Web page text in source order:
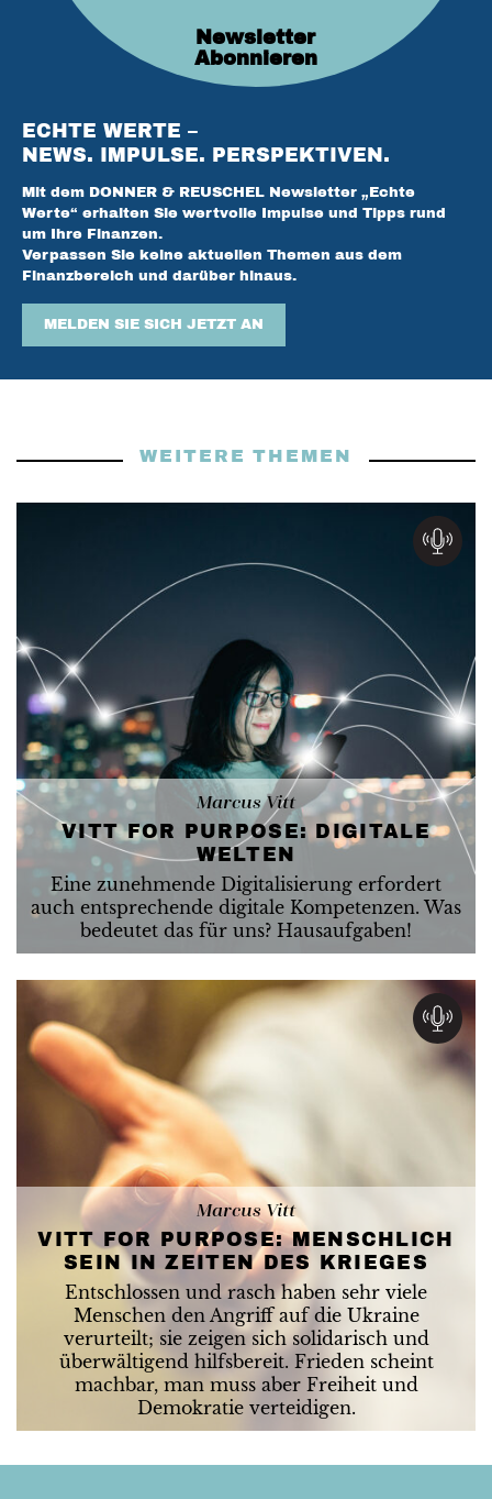
ECHTE WERTE –
NEWS. IMPULSE. PERSPEKTIVEN.
Mit dem DONNER & REUSCHEL Newsletter „Echte
Werte“ erhalten Sie wertvolle Impulse und Tipps rund
um Ihre Finanzen.
Verpassen Sie keine aktuellen Themen aus dem
Finanzbereich und darüber hinaus.
MELDEN SIE SICH JETZT AN
Newsletter
Abonnieren
WEITERE THEMEN
Marcus Vitt
VITT FOR PURPOSE: DIGITALE
WELTEN
Eine zunehmende Digitalisierung erfordert
auch entsprechende digitale Kompetenzen. Was
bedeutet das für uns? Hausaufgaben!
Marcus Vitt
VITT FOR PURPOSE: MENSCHLICH
SEIN IN ZEITEN DES KRIEGES
Entschlossen und rasch haben sehr viele
Menschen den Angriff auf die Ukraine
verurteilt; sie zeigen sich solidarisch und
überwältigend hilfsbereit. Frieden scheint
machbar, man muss aber Freiheit und
Demokratie verteidigen.